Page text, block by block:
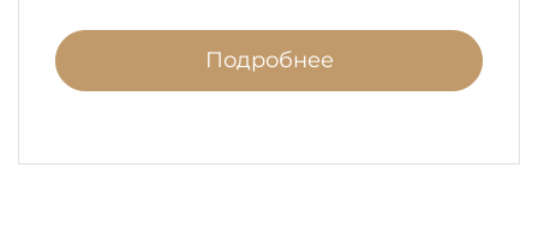
Подробнее